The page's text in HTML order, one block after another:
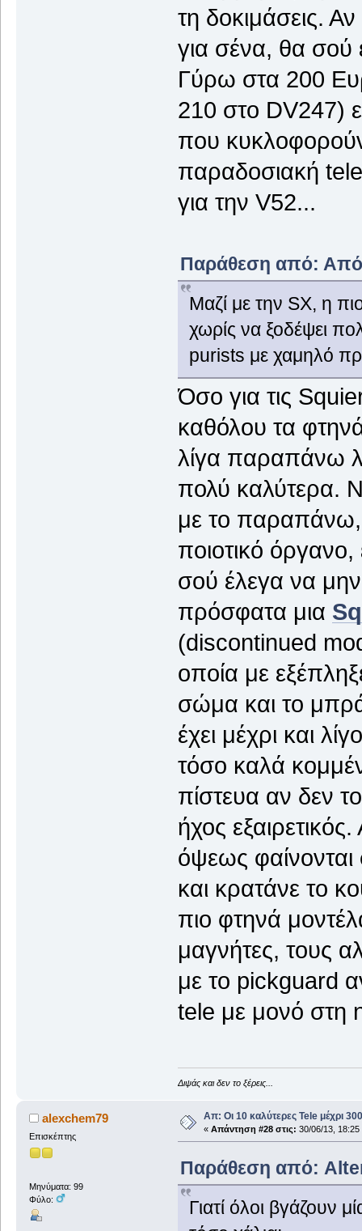
τη δοκιμάσεις. Αν
για σένα, θα σού
Γύρω στα 200
210 στο DV247)
που κυκλοφορούν
παραδοσιακή
για την V52...
Παράθεση από:
Mαζί με την SX, η
χωρίς να ξοδέψει
purists με χαμηλό
Όσο για τις
καθόλου τα
λίγα παραπάνω
πολύ καλύτερα.
με το παραπάνω,
ποιοτικό
σού έλεγα να
πρόσφατα μια
(discontinued
οποία με
σώμα και το
έχει μέχρι και
τόσο καλά
πίστευα αν δεν
ήχος
όψεως
και κρατάνε το
πιο φτηνά
μαγνήτες, τους
με το pickguard
tele με μονό στη
Διψάς και δεν το ξέρεις...
alexchem79
Επισκέπτης
Μηνύματα: 99
Φύλο:
Απ: Οι 10 καλύτερες Tele μέχρι
« Απάντηση #28 στις: 30/06/13, 18:25
Παράθεση από:
Γιατί όλοι βγάζουν